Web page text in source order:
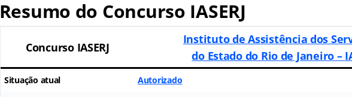
Resumo do Concurso IASERJ
Concurso IASERJ
Instituto de Assistência dos
do Estado do Rio de Janeiro –
Situação atual Autorizado